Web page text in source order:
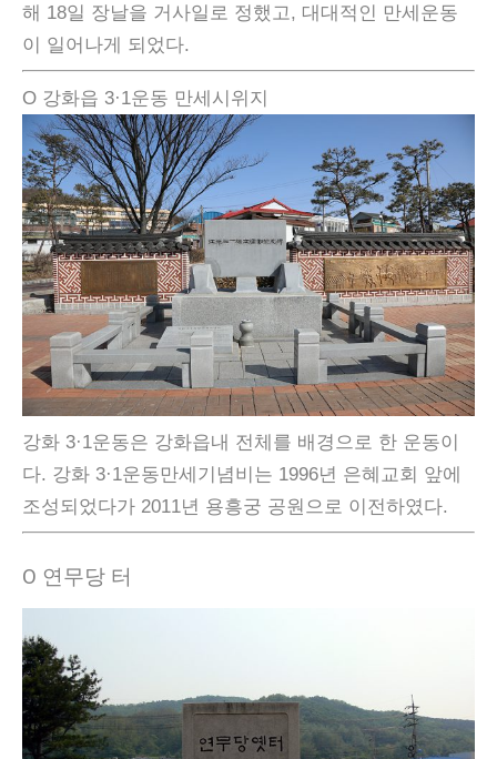
해 18일 장날을 거사일로 정했고, 대대적인 만세운동
이 일어나게 되었다.
Ο 강화읍 3·1운동 만세시위지
강화 3·1운동은 강화읍내 전체를 배경으로 한 운동이
다. 강화 3·1운동만세기념비는 1996년 은혜교회 앞에
조성되었다가 2011년 용흥궁 공원으로 이전하였다.
Ο 연무당 터